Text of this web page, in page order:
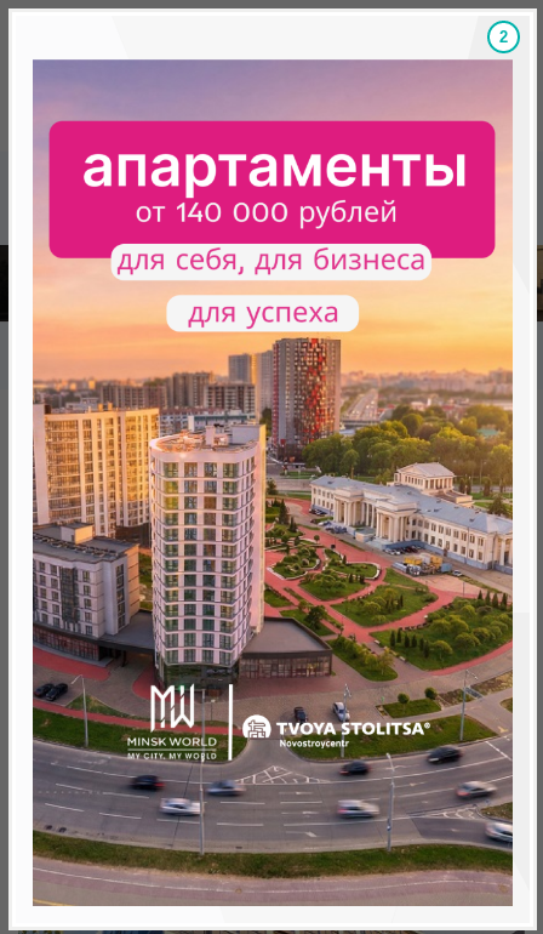
Скидки на новостройки, бонусы Готовые
База новостроек Минска «Минск Мир»
9.5 "Монтевидео", квартал "Южная Америка"
9.5 "Монтевидео", квартал
"Южная Америка"
от 0 BYN (0 USD)
Минск, Октябрьский, ул. Теслы 30
метро «Ковальская Слобода», 566 м
1